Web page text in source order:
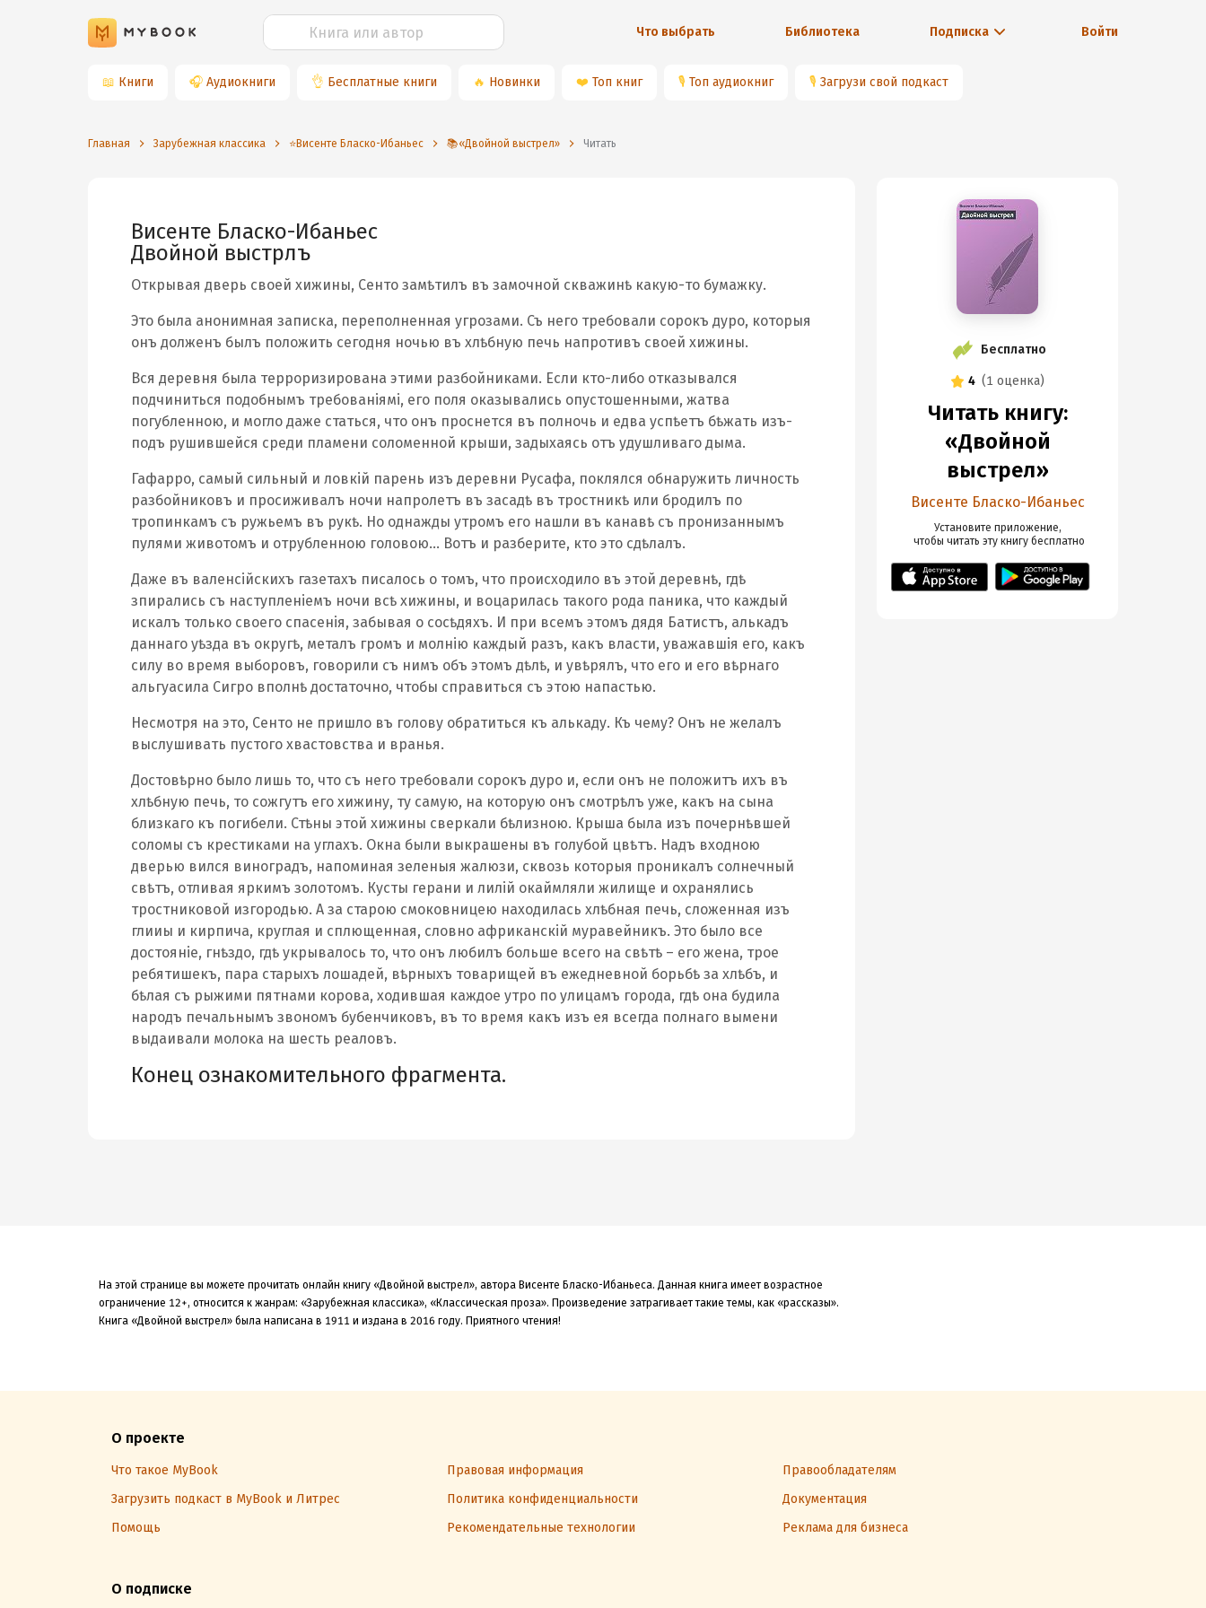
Что выбрать Библиотека Подписка Войти
📖 Книги 🎧 Аудиокниги 👌 Бесплатные книги 🔥 Новинки ❤️ Топ книг 🎙 Топ аудиокниг 🎙 Загрузи свой подкаст
Главная Зарубежная классика ⭐️Висенте Бласко-Ибаньес 📚«Двойной выстрел» Читать
Висенте Бласко-Ибаньес
Двойной выстрѣлъ
Открывая дверь своей хижины, Сенто замѣтилъ въ замочной скважинѣ какую-то бумажку.
Это была анонимная записка, переполненная угрозами. Съ него требовали сорокъ дуро, которыя
онъ долженъ былъ положить сегодня ночью въ хлѣбную печь напротивъ своей хижины.
Вся деревня была терроризирована этими разбойниками. Если кто-либо отказывался
подчиниться подобнымъ требованіямі, его поля оказывались опустошенными, жатва
погубленною, и могло даже статься, что онъ проснется въ полночь и едва успѣетъ бѣжать изъ-
подъ рушившейся среди пламени соломенной крыши, задыхаясь отъ удушливаго дыма.
Гафарро, самый сильный и ловкій парень изъ деревни Русафа, поклялся обнаружить личность
разбойниковъ и просиживалъ ночи напролетъ въ засадѣ въ тростникѣ или бродилъ по
тропинкамъ съ ружьемъ въ рукѣ. Но однажды утромъ его нашли въ канавѣ съ пронизаннымъ
пулями животомъ и отрубленною головою… Вотъ и разберите, кто это сдѣлалъ.
Даже въ валенсійскихъ газетахъ писалось о томъ, что происходило въ этой деревнѣ, гдѣ
зпирались съ наступленіемъ ночи всѣ хижины, и воцарилась такого рода паника, что каждый
искалъ только своего спасенія, забывая о сосѣдяхъ. И при всемъ этомъ дядя Батистъ, алькадъ
даннаго уѣзда въ округѣ, металъ громъ и молнію каждый разъ, какъ власти, уважавшія его, какъ
силу во время выборовъ, говорили съ нимъ объ этомъ дѣлѣ, и увѣрялъ, что его и его вѣрнаго
альгуасила Сигро вполнѣ достаточно, чтобы справиться съ этою напастью.
Несмотря на это, Сенто не пришло въ голову обратиться къ алькаду. Къ чему? Онъ не желалъ
выслушивать пустого хвастовства и вранья.
Достовѣрно было лишь то, что съ него требовали сорокъ дуро и, если онъ не положитъ ихъ въ
хлѣбную печь, то сожгутъ его хижину, ту самую, на которую онъ смотрѣлъ уже, какъ на сына
близкаго къ погибели. Стѣны этой хижины сверкали бѣлизною. Крыша была изъ почернѣвшей
соломы съ крестиками на углахъ. Окна были выкрашены въ голубой цвѣтъ. Надъ входною
дверью вился виноградъ, напоминая зеленыя жалюзи, сквозь которыя проникалъ солнечный
свѣтъ, отливая яркимъ золотомъ. Кусты герани и лилій окаймляли жилище и охранялись
тростниковой изгородью. А за старою смоковницею находилась хлѣбная печь, сложенная изъ
глииы и кирпича, круглая и сплющенная, словно африканскій муравейникъ. Это было все
достояніе, гнѣздо, гдѣ укрывалось то, что онъ любилъ больше всего на свѣтѣ – его жена, трое
ребятишекъ, пара старыхъ лошадей, вѣрныхъ товарищей въ ежедневной борьбѣ за хлѣбъ, и
бѣлая съ рыжими пятнами корова, ходившая каждое утро по улицамъ города, гдѣ она будила
народъ печальнымъ звономъ бубенчиковъ, въ то время какъ изъ ея всегда полнаго вымени
выдаивали молока на шесть реаловъ.
Конец ознакомительного фрагмента.
Бесплатно
4 (1 оценка)
Читать книгу:
«Двойной
выстрел»
Висенте Бласко-Ибаньес
Установите приложение,
чтобы читать эту книгу бесплатно
На этой странице вы можете прочитать онлайн книгу «Двойной выстрел», автора Висенте Бласко-Ибаньеса. Данная книга имеет возрастное
ограничение 12+, относится к жанрам: «Зарубежная классика», «Классическая проза». Произведение затрагивает такие темы, как «рассказы».
Книга «Двойной выстрел» была написана в 1911 и издана в 2016 году. Приятного чтения!
О проекте
Что такое MyBook Правовая информация
Правообладателям
Загрузить подкаст в MyBook и Литрес
Политика конфиденциальности
Документация
Помощь
Рекомендательные технологии Реклама для бизнеса
О подписке